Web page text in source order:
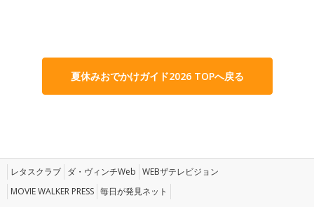
夏休みおでかけガイド2026 TOPへ戻る
レタスクラブ ダ・ヴィンチWeb WEBザテレビジョン
MOVIE WALKER PRESS 毎日が発見ネット